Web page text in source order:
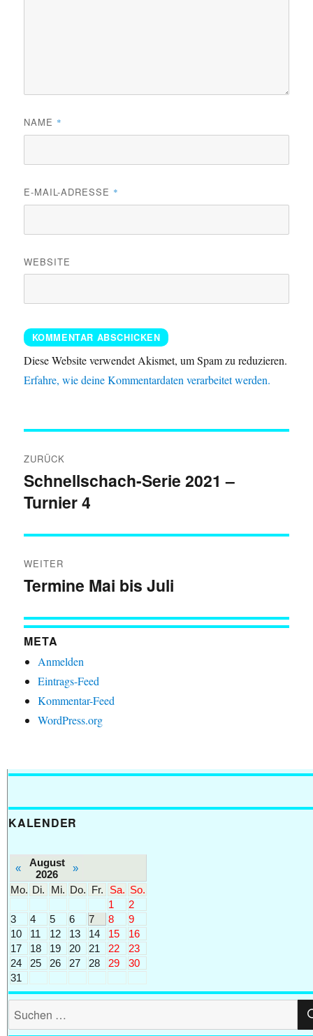
NAME *
E-MAIL-ADRESSE *
WEBSITE
Diese Website verwendet Akismet, um Spam zu reduzieren.
Erfahre, wie deine Kommentardaten verarbeitet werden.
ZURÜCK
Vorheriger
Beitrag:
Schnellschach-Serie 2021 –
Turnier 4
WEITER
Nächster
Termine Mai bis Juli
META
Anmelden
Eintrags-Feed
Kommentar-Feed
WordPress.org
KALENDER
«
August
2026
»
Mo. Di. Mi. Do. Fr. Sa. So.
1
2
3
4 5 6 7 8
9
10
11 12 13 14 15
16
17
18 19 20 21 22
23
24
25 26 27 28 29
30
31
Suchen
nach: